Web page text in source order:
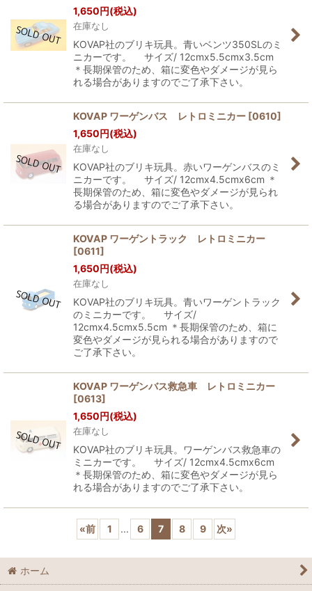
1,650円(税込)
在庫なし
KOVAP社のブリキ玩具。青いベンツ350SLのミ
ニカーです。 サイズ/ 12cmx5.5cmx3.5cm
＊長期保管のため、箱に変色やダメージが見ら
れる場合がありますのでご了承下さい。
KOVAP ワーゲンバス レトロミニカー [0610]
1,650円(税込)
在庫なし
KOVAP社のブリキ玩具。赤いワーゲンバスのミ
ニカーです。 サイズ/ 12cmx4.5cmx6cm ＊
長期保管のため、箱に変色やダメージが見られ
る場合がありますのでご了承下さい。
KOVAP ワーゲントラック レトロミニカー
[0611]
1,650円(税込)
在庫なし
KOVAP社のブリキ玩具。青いワーゲントラック
のミニカーです。 サイズ/
12cmx4.5cmx5.5cm ＊長期保管のため、箱に
変色やダメージが見られる場合がありますので
ご了承下さい。
KOVAP ワーゲンバス救急車 レトロミニカー
[0613]
1,650円(税込)
在庫なし
KOVAP社のブリキ玩具。ワーゲンバス救急車の
ミニカーです。 サイズ/ 12cmx4.5cmx6cm
＊長期保管のため、箱に変色やダメージが見ら
れる場合がありますのでご了承下さい。
«前 1 ... 6 7 8 9 次»
ホーム